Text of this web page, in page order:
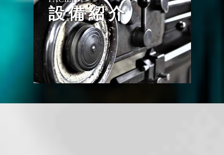
設 備 紹 介